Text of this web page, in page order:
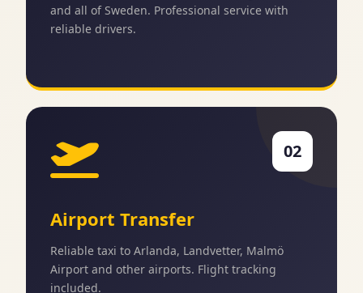
and all of Sweden. Professional service with
reliable drivers.
02
Airport Transfer
Reliable taxi to Arlanda, Landvetter, Malmö
Airport and other airports. Flight tracking
included.